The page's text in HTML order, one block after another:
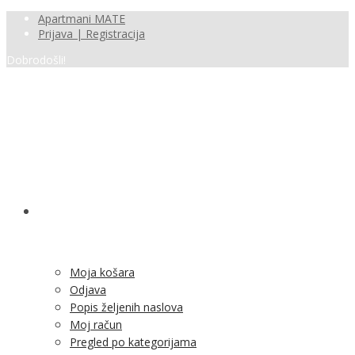
Apartmani MATE
Prijava | Registracija
Dobrodošli!
Moja košara
Odjava
Popis željenih naslova
Moj račun
Pregled po kategorijama